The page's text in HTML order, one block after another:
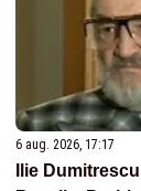
6 aug. 2026, 17:17
Ilie